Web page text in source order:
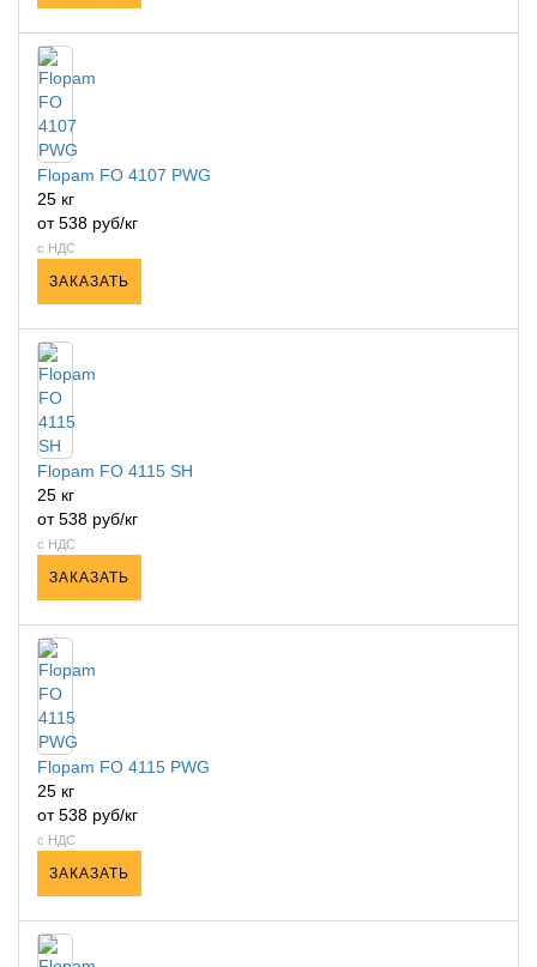
Flopam FO 4107 PWG
25 кг
от 538 руб/кг
с НДС
ЗАКАЗАТЬ
Flopam FO 4115 SH
25 кг
от 538 руб/кг
с НДС
ЗАКАЗАТЬ
Flopam FO 4115 PWG
25 кг
от 538 руб/кг
с НДС
ЗАКАЗАТЬ